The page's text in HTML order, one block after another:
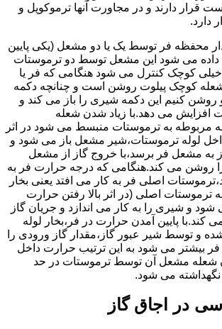
دارند و در مجاورت آنها ترموکوپل و
دارد.
محفظه فر توسط یک یا دو مشعل (یکی پایین
داده می شود این مشعل توسط دو ترموستات
خیلی کوچک کنترل می شود هنگامی که فر یا
کوچک پیلوت روشن است و چنانچه دکمه
روشن کنیم این دکمه شیری را باز می کند و
افزایش می دهد.با زیاد شدن شعله
مربوطه به ترموستات منبسط می شود در اثر
لوله ترموستات،شیر مشعل باز می شود و
به مشعل فر برسد،با خروج گاز از مشعل
روشن می کند.هنگامی که درجه حرارت فر به
اصلی فر به کار می افتد یعنی بخار
ترموستات اصلی (در اثر بالا رفتن حرارت
و شیری را به کار می اندازد و جریان گاز
پایین آمدن حرارت در فر،بخار لوله
و توسط شیر عبور گاز،مقدار گاز ورودی را
فر بیشتر می شود به این ترتیب حرارت داخل
شعله مشعل آن توسط ترموستات در حد
می شود.
در اجاق گاز